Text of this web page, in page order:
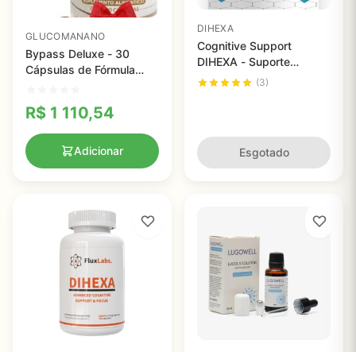
GLUCOMANANO
Bypass Deluxe - 30
Cápsulas de Fórmula
R$ 1 110,54
Adicionar
DIHEXA
Cognitive Support
DIHEXA - Suporte
Cognitivo com
(3)
Esgotado